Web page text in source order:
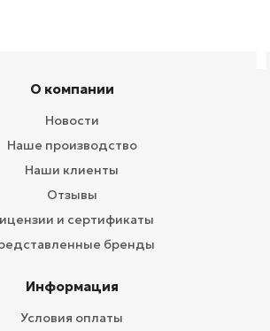
О компании
Новости
Наше производство
Наши клиенты
Отзывы
и сертификаты
бренды
Информация
Условия оплаты